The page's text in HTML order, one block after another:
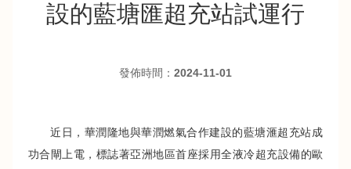
設的藍塘匯超充站試運行
發佈時間： 2024-11-01
近日，華潤隆地與華潤燃氣合作建設的藍塘滙超充站成
功合閘上電，標誌著亞洲地區首座採用全液冷超充設備的歐